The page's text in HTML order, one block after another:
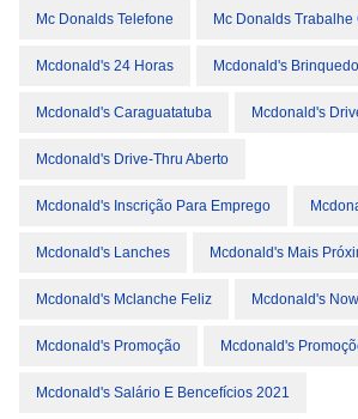
Mc Donalds Telefone Mc Donalds Trabalhe
Mcdonald's 24 Horas Mcdonald's
Mcdonald's Caraguatatuba Mcdonald's
Mcdonald's Drive-Thru Aberto
Mcdonald's Inscrição Para Emprego
Mcdonald's Lanches Mcdonald's Mais
Mcdonald's Mclanche Feliz Mcdonald's
Mcdonald's Promoção Mcdonald's
Mcdonald's Salário E Bencefícios 2021